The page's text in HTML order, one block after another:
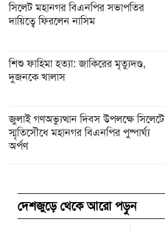
সিলেট মহানগর বিএনপির সভাপতির
দায়িত্বে ফিরলেন নাসিম
শিশু ফাহিমা হত্যা: জাকিরের মৃত্যুদণ্ড,
দুজনকে খালাস
জুলাই গণঅভ্যুত্থান দিবস উপলক্ষে সিলেটে
স্মৃতিসৌধে মহানগর বিএনপির পুষ্পার্ঘ্য
অর্পণ
দেশজুড়ে থেকে আরো পড়ুন